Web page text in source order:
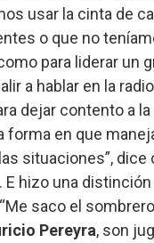
usar la cinta de
o que no
para liderar un
a hablar en la
dejar contento a
forma en que
situaciones”, dice
E hizo una
saco el
Pereyra, son